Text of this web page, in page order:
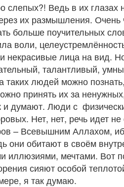
слепых?! Ведь в их глазах
их размышления. Очень
больше поучительных
воли,
некрасивые лица на вид.
талантливый,
таких людей можно
принять их за
и думают. Люди с
Нет, нет, речь идет
– Всевышним Аллахом,
они обитают в своём
иллюзиями, мечтами. Вот
сияют особой
я так думаю.